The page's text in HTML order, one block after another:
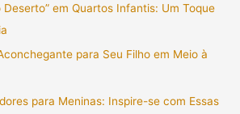
Deserto” em Quartos Infantis: Um Toque
para Seu Filho em Meio à
para Meninas: Inspire-se com Essas